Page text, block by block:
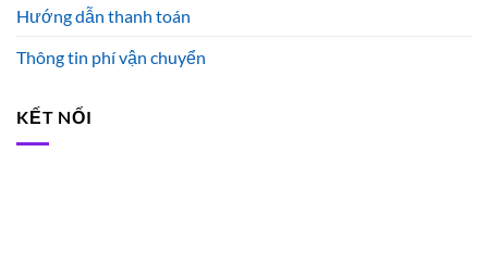
Hướng dẫn thanh toán
Thông tin phí vận chuyển
KẾT NỐI